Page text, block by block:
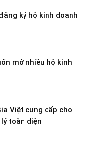
ký hộ kinh doanh
mở nhiều hộ kinh
Việt cung cấp cho
toàn diện